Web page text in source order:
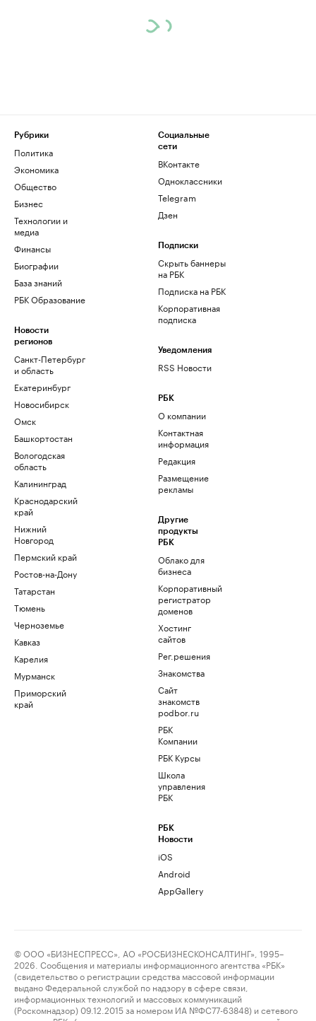
Рубрики
Политика
Экономика
Общество
Бизнес
Технологии и
медиа
Финансы
Биографии
База знаний
РБК Образование
Новости
регионов
Санкт-Петербург
и область
Екатеринбург
Новосибирск
Омск
Башкортостан
Вологодская
область
Калининград
Краснодарский
край
Нижний
Новгород
Пермский край
Ростов-на-Дону
Татарстан
Тюмень
Черноземье
Кавказ
Карелия
Мурманск
Приморский
край
Социальные
сети
ВКонтакте
Одноклассники
Telegram
Дзен
Подписки
Скрыть баннеры
на РБК
Подписка на РБК
Корпоративная
подписка
Уведомления
RSS Новости
РБК
О компании
Контактная
информация
Редакция
Размещение
рекламы
Другие
продукты
РБК
Облако для
бизнеса
Корпоративный
регистратор
доменов
Хостинг
сайтов
Рег.решения
Знакомства
Сайт
знакомств
podbor.ru
РБК
Компании
РБК Курсы
Школа
управления
РБК
РБК
Новости
iOS
Android
AppGallery
© ООО «БИЗНЕСПРЕСС», АО «РОСБИЗНЕСКОНСАЛТИНГ», 1995–
2026. Сообщения и материалы информационного агентства «РБК»
(свидетельство о регистрации средства массовой информации
выдано Федеральной службой по надзору в сфере связи,
информационных технологий и массовых коммуникаций
(Роскомнадзор) 09.12.2015 за номером ИА №ФС77-63848) и сетевого